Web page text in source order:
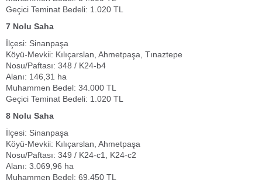
Geçici Teminat Bedeli: 1.020 TL
7 Nolu Saha
İlçesi: Sinanpaşa
Köyü-Mevkii: Kılıçarslan, Ahmetpaşa, Tınaztepe
Nosu/Paftası: 348 / K24-b4
Alanı: 146,31 ha
Muhammen Bedel: 34.000 TL
Geçici Teminat Bedeli: 1.020 TL
8 Nolu Saha
İlçesi: Sinanpaşa
Köyü-Mevkii: Kılıçarslan, Ahmetpaşa
Nosu/Paftası: 349 / K24-c1, K24-c2
Alanı: 3.069,96 ha
Muhammen Bedel: 69.450 TL